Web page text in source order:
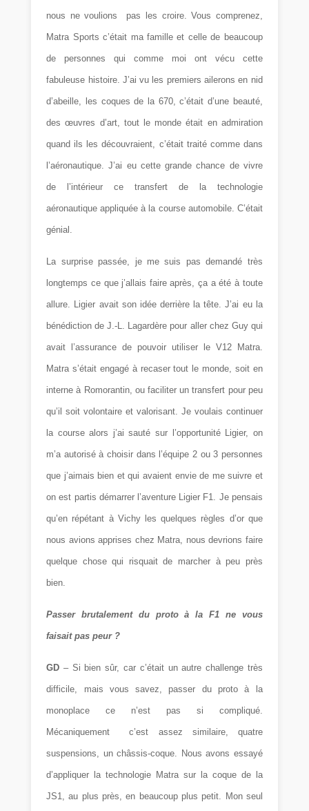
nous ne voulions pas les croire. Vous comprenez,
Matra Sports c’était ma famille et celle de beaucoup
de personnes qui comme moi ont vécu cette
fabuleuse histoire. J’ai vu les premiers ailerons en nid
d’abeille, les coques de la 670, c’était d’une beauté,
des œuvres d’art, tout le monde était en admiration
quand ils les découvraient, c’était traité comme dans
l’aéronautique. J’ai eu cette grande chance de vivre
de l’intérieur ce transfert de la technologie
aéronautique appliquée à la course automobile. C’était
génial.
La surprise passée, je me suis pas demandé très
longtemps ce que j’allais faire après, ça a été à toute
allure. Ligier avait son idée derrière la tête. J’ai eu la
bénédiction de J.-L. Lagardère pour aller chez Guy qui
avait l’assurance de pouvoir utiliser le V12 Matra.
Matra s’était engagé à recaser tout le monde, soit en
interne à Romorantin, ou faciliter un transfert pour peu
qu’il soit volontaire et valorisant. Je voulais continuer
la course alors j’ai sauté sur l’opportunité Ligier, on
m’a autorisé à choisir dans l’équipe 2 ou 3 personnes
que j’aimais bien et qui avaient envie de me suivre et
on est partis démarrer l’aventure Ligier F1. Je pensais
qu’en répétant à Vichy les quelques règles d’or que
nous avions apprises chez Matra, nous devrions faire
quelque chose qui risquait de marcher à peu près
bien.
Passer brutalement du proto à la F1 ne vous
faisait pas peur ?
GD – Si bien sûr, car c’était un autre challenge très
difficile, mais vous savez, passer du proto à la
monoplace ce n’est pas si compliqué.
Mécaniquement c’est assez similaire, quatre
suspensions, un châssis-coque. Nous avons essayé
d’appliquer la technologie Matra sur la coque de la
JS1, au plus près, en beaucoup plus petit. Mon seul